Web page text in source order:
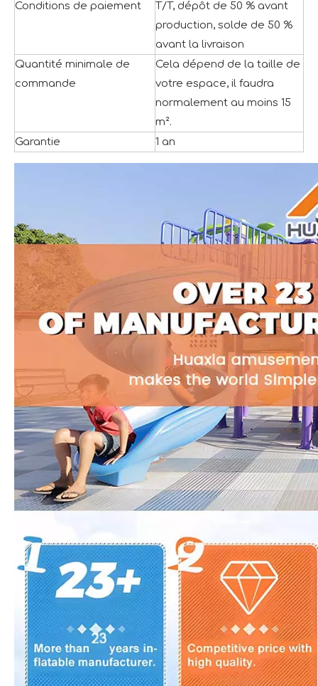
Conditions de paiement
T/T, dépôt de 50 % avant
production, solde de 50 %
avant la livraison
Quantité minimale de
commande
Cela dépend de la taille de
votre espace, il faudra
normalement au moins 15
m².
Garantie
1 an